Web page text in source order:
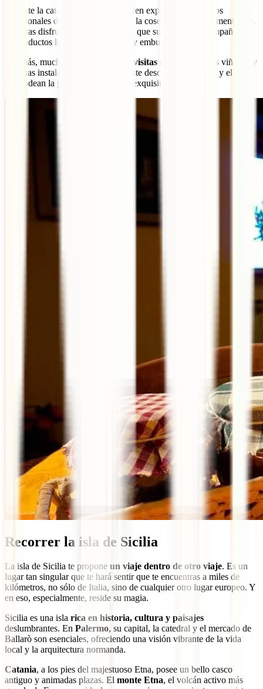
Durante la cata, los expertos te suelen explicar los procesos
tradicionales de elaboración, desde la cosecha hasta la fermentación,
mientras disfrutas de degustaciones que suelen venir acompañadas
de productos locales como quesos y embutidos.
Además, muchas bodegas ofrecen
visitas guiadas
por sus viñedos y
antiguas instalaciones, lo que permite descubrir la historia y el arte
que rodean la producción de estos exquisitos vinos.
Recorrer la isla de Sicilia
La isla de Sicilia te propone un viaje dentro de otro viaje. Es un
lugar tan singular que te hará sentir que te encuentras a miles de
kilómetros, no sólo de Italia, sino de cualquier otro lugar europeo. Y
en eso, especialmente, reside su magia.
Sicilia es una isla rica en historia, cultura y paisajes
deslumbrantes. En Palermo, su capital, la catedral y el mercado de
Ballarò son esenciales, ofreciendo una visión vibrante de la vida
local y la arquitectura normanda.
Catania, a los pies del majestuoso Etna, posee un bello casco
antiguo y animadas plazas. El monte Etna, el volcán activo más